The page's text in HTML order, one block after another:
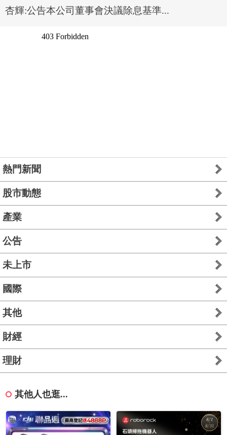
杏輝:公告本公司董事會決議除息基準...
熱門新聞
股市動態
產業
公告
未上市
國際
其他
財經
理財
其他人也逛...